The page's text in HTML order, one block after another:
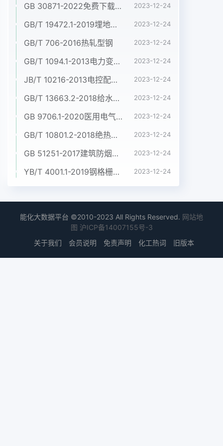
GB 30871-2022免费下载危险化学品企业特殊作业安全规范 2023-12-24
GB/T 19472.1-2019埋地用聚乙烯(PE)结构壁管道系统 第1部分:聚乙烯双壁波纹管材 2023-12-24
GB/T 706-2016热轧型钢 2023-12-24
GB/T 1094.1-2013电力变压器 第1部分:总则 2023-12-24
JB/T 10216-2013电控配电用电缆桥架 2023-12-24
GB/T 13663.2-2018给水用聚乙烯(PE)管道系统 第2部分:管材 2023-12-24
GB 9706.1-2020医用电气设备 第1部分:基本安全和基本性能的通用要求 2023-12-24
GB/T 10801.2-2018绝热用挤塑聚苯乙烯泡沫塑料(XPS) 2023-12-24
GB 51251-2017建筑防烟排烟系统技术标准 2023-12-24
YB/T 4001.1-2019钢格栅板及配套件 第1部分:钢格栅板 2023-12-24
能化大数据平台 ©2010-2023 All Rights Reserved. 网站地
图 沪ICP备14007155号-3
关于我们
会员说明 免责声明 化工热词 旧版本